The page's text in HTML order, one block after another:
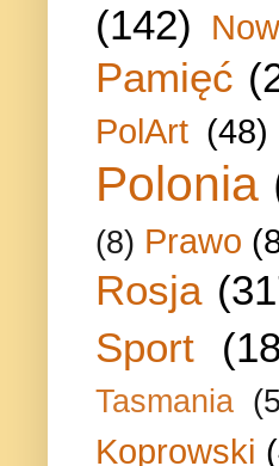
(142)
Pamięć
PolArt (48)
Polonia
(8) Prawo
Rosja
Sport
Tasmania
Koprowski